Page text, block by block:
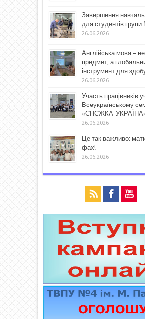
Завершення
для студентів
26.06.2026
Англійська мова –
предмет, а
інструмент для
26.06.2026
Участь працівників
Всеукраїнському
«СНЄЖКА-
26.06.2026
Це так важливо:
фах!
26.06.2026